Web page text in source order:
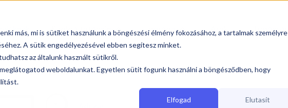
más, mi is sütiket használunk a böngészési élmény fokozásához, a tartalmak személyre
A sütik engedélyezésével ebben segítesz minket.
az általunk használt sütikről.
weboldalunkat. Egyetlen sütit fogunk használni a böngésződben, hogy
Elfogad Elutasít
Szolgáltatásaink  Iparágak  Árak Tudástár
2025: Fontos tudnivalók és teendők(Adózás)